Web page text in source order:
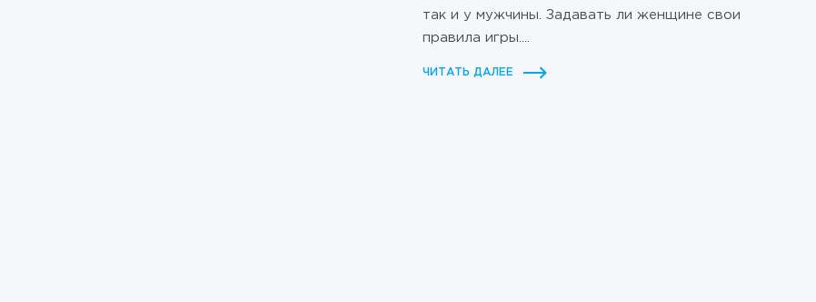
так и у мужчины. Задавать ли женщине свои
правила игры....
ЧИТАТЬ ДАЛЕЕ